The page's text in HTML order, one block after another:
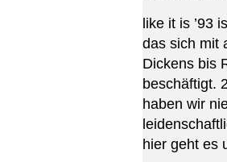
like it is ’93
das sich mit
Dickens bis
beschäftigt.
haben wir
hier geht es